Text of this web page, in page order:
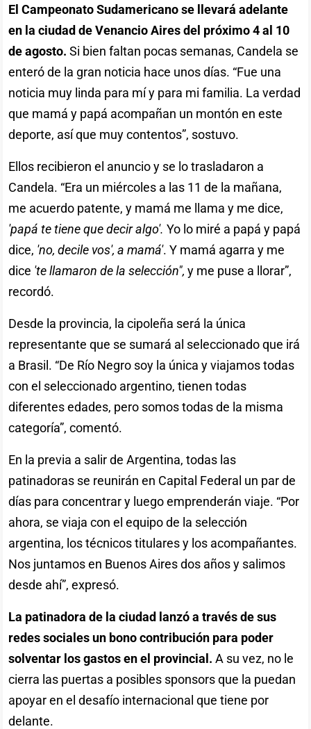
El Campeonato Sudamericano se llevará adelante
en la ciudad de Venancio Aires del próximo 4 al 10
de agosto. Si bien faltan pocas semanas, Candela se
enteró de la gran noticia hace unos días. “Fue una
noticia muy linda para mí y para mi familia. La verdad
que mamá y papá acompañan un montón en este
deporte, así que muy contentos”, sostuvo.
Ellos recibieron el anuncio y se lo trasladaron a
Candela. “Era un miércoles a las 11 de la mañana,
me acuerdo patente, y mamá me llama y me dice,
'papá te tiene que decir algo'. Yo lo miré a papá y papá
dice, 'no, decile vos', a mamá'. Y mamá agarra y me
dice 'te llamaron de la selección", y me puse a llorar”,
recordó.
Desde la provincia, la cipoleña será la única
representante que se sumará al seleccionado que irá
a Brasil. “De Río Negro soy la única y viajamos todas
con el seleccionado argentino, tienen todas
diferentes edades, pero somos todas de la misma
categoría”, comentó.
En la previa a salir de Argentina, todas las
patinadoras se reunirán en Capital Federal un par de
días para concentrar y luego emprenderán viaje. “Por
ahora, se viaja con el equipo de la selección
argentina, los técnicos titulares y los acompañantes.
Nos juntamos en Buenos Aires dos años y salimos
desde ahí”, expresó.
La patinadora de la ciudad lanzó a través de sus
redes sociales un bono contribución para poder
solventar los gastos en el provincial.A su vez, no le
cierra las puertas a posibles sponsors que la puedan
apoyar en el desafío internacional que tiene por
delante.